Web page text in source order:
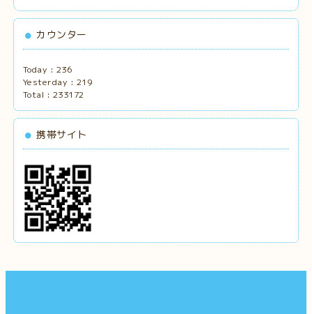
カウンター
Today : 236
Yesterday : 219
Total : 233172
携帯サイト